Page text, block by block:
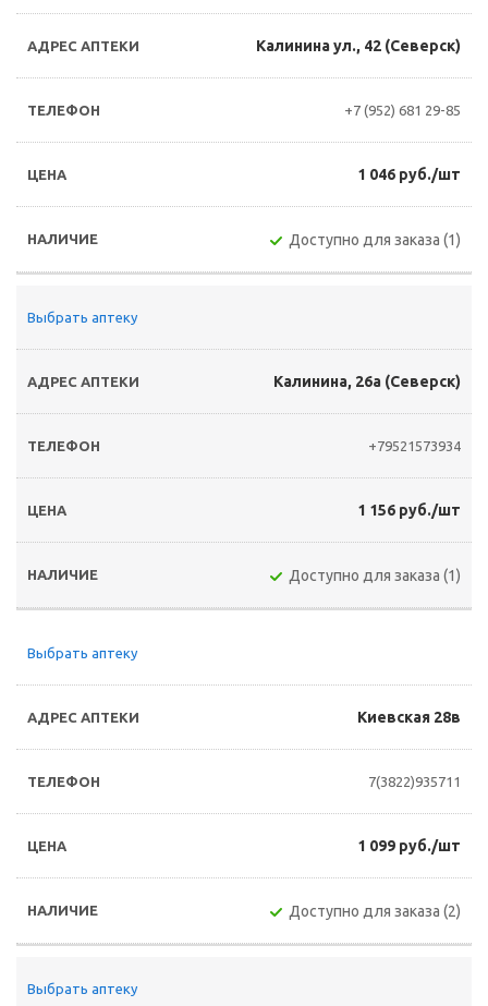
Калинина ул., 42 (Северск)
+7 (952) 681 29-85
1 046 руб./шт
Доступно для заказа (1)
Выбрать аптеку
Калинина, 26а (Северск)
+79521573934
1 156 руб./шт
Доступно для заказа (1)
Выбрать аптеку
Киевская 28в
7(3822)935711
1 099 руб./шт
Доступно для заказа (2)
Выбрать аптеку